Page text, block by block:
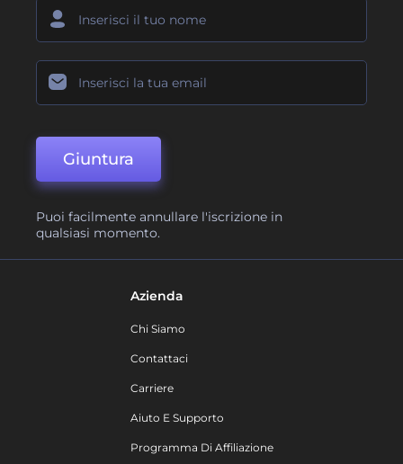
Giuntura
Puoi facilmente annullare l'iscrizione in
qualsiasi momento.
Azienda
Chi Siamo
Contattaci
Carriere
Aiuto E Supporto
Programma Di Affiliazione